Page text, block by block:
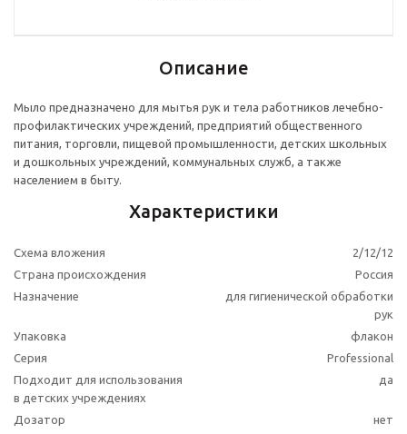
Описание
Мыло предназначено для мытья рук и тела работников лечебно-
профилактических учреждений, предприятий общественного
питания, торговли, пищевой промышленности, детских школьных
и дошкольных учреждений, коммунальных служб, а также
населением в быту.
Характеристики
Схема вложения
2/12/12
Страна происхождения
Россия
Назначение
для гигиенической обработки
рук
Упаковка
флакон
Серия
Professional
Подходит для использования
в детских учреждениях
да
Дозатор
нет